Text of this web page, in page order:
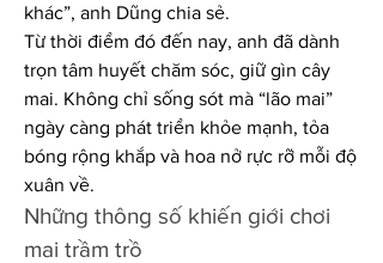
khác”, anh Dũng chia sẻ.
Từ thời điểm đó đến nay, anh đã dành
trọn tâm huyết chăm sóc, giữ gìn cây
mai. Không chỉ sống sót mà “lão mai”
ngày càng phát triển khỏe mạnh, tỏa
bóng rộng khắp và hoa nở rực rỡ mỗi độ
xuân về.
Những thông số khiến giới chơi
mai trầm trồ